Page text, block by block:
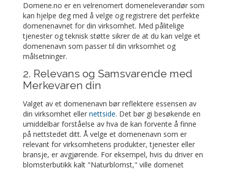
Domene.no er en velrenomert domeneleverandør som
kan hjelpe deg med å velge og registrere det perfekte
domenenavnet for din virksomhet. Med pålitelige
tjenester og teknisk støtte sikrer de at du kan velge et
domenenavn som passer til din virksomhet og
målsetninger.
2. Relevans og Samsvarende med
Merkevaren din
Valget av et domenenavn bør reflektere essensen av
din virksomhet eller nettside. Det bør gi besøkende en
umiddelbar forståelse av hva de kan forvente å finne
på nettstedet ditt. Å velge et domenenavn som er
relevant for virksomhetens produkter, tjenester eller
bransje, er avgjørende. For eksempel, hvis du driver en
blomsterbutikk kalt "Naturblomst," ville domenet